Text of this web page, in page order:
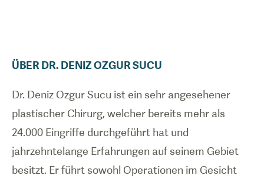
ÜBER DR. DENIZ OZGURSUCU
Dr. Deniz Ozgur Sucu ist ein sehr angesehener
plastischer Chirurg, welcher bereits mehr als
24.000 Eingriffe durchgeführt hat und
jahrzehntelange Erfahrungen auf seinem Gebiet
besitzt. Er führt sowohl Operationen im Gesicht